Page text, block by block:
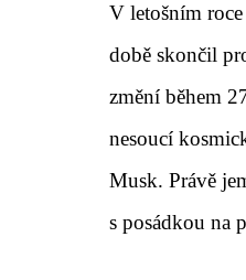
V letošním
době skončil
změní během
nesoucí
Musk. Právě
s posádkou na